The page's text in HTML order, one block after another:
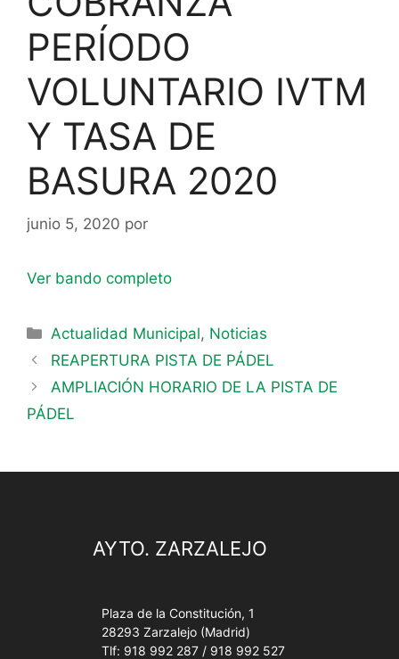
PERÍODO
VOLUNTARIO IVTM
Y TASA DE
BASURA 2020
junio 5, 2020 por
Ver bando completo
Actualidad Municipal, Noticias
REAPERTURA PISTA DE PÁDEL
AMPLIACIÓN HORARIO DE LA PISTA DE
PÁDEL
AYTO. ZARZALEJO
Plaza de la Constitución, 1
28293 Zarzalejo (Madrid)
Tlf: 918 992 287 / 918 992 527